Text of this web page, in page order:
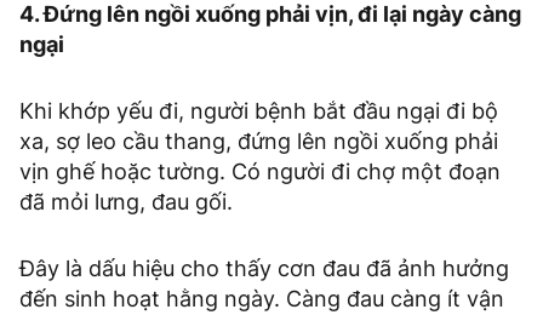
4. Đứng lên ngồi xuống phải vịn, đi lại ngày càng
ngại
Khi khớp yếu đi, người bệnh bắt đầu ngại đi bộ
xa, sợ leo cầu thang, đứng lên ngồi xuống phải
vịn ghế hoặc tường. Có người đi chợ một đoạn
đã mỏi lưng, đau gối.
Đây là dấu hiệu cho thấy cơn đau đã ảnh hưởng
đến sinh hoạt hằng ngày. Càng đau càng ít vận